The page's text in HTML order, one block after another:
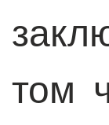
том